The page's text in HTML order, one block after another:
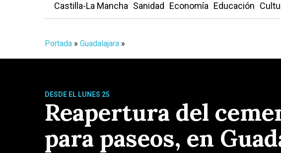
Castilla-La Mancha Sanidad Economía Educación
Portada » Guadalajara »
DESDE EL LUNES 25
Reapertura del
para paseos, en